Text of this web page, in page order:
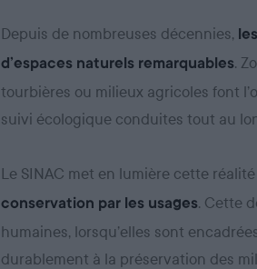
Depuis de nombreuses décennies,
d’espaces naturels remarquables.
tourbières ou milieux agricoles font
suivi écologique conduites tout au
Le SINAC met en lumière cette
conservation par les usages. Cette
humaines, lorsqu’elles sont
durablement à la préservation des